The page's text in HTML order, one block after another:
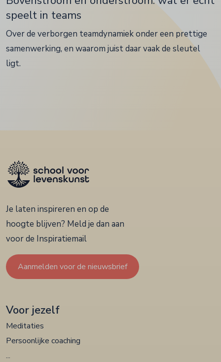
speelt in teams
Over de verborgen teamdynamiek onder een prettige
samenwerking, en waarom juist daar vaak de sleutel
ligt.
Je laten inspireren en op de
hoogte blijven? Meld je dan aan
voor de Inspiratiemail
Aanmelden voor de nieuwsbrief
Voor jezelf
Meditaties
Persoonlijke coaching
...